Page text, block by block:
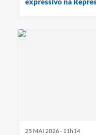
25 MAI 2026 - 11h14